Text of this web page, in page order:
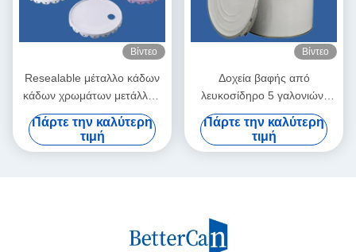
Βίντεο
Resealable μέταλλο κάδων
κάδων χρωμάτων μετάλλων
κάδος πέντε γαλονιού με το
καπάκι λαβών
Πάρτε την καλύτερη
τιμή
Βίντεο
Δοχεία βαφής από
λευκοσίδηρο 5 γαλονιών,
μεταλλικό κουβά 20L με
καπάκι
Πάρτε την καλύτερη
τιμή